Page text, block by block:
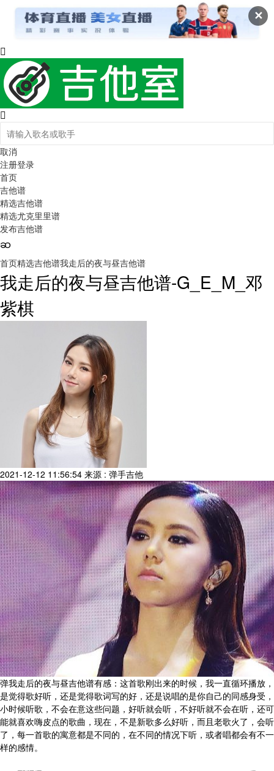
✕
取消
注册登录
首页
吉他谱
精选吉他谱
精选尤克里里谱
发布吉他谱
首页精选吉他谱我走后的夜与昼吉他谱
我走后的夜与昼吉他谱-G_E_M_邓
紫棋
2021-12-12 11:56:54 来源 : 弹手吉他
弹我走后的夜与昼吉他谱有感：这首歌刚出来的时候，我一直循环播放，
是觉得歌好听，还是觉得歌词写的好，还是说唱的是你自己的同感身受，
小时候听歌，不会在意这些问题，好听就会听，不好听就不会在听，还可
能就喜欢嗨皮点的歌曲，现在，不是新歌多么好听，而且老歌火了，会听
了，每一首歌的寓意都是不同的，在不同的情况下听，或者唱都会有不一
样的感情。